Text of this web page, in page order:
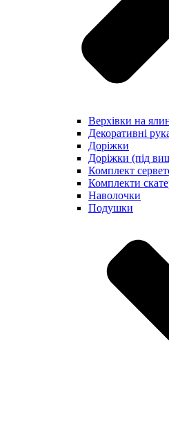
Верхівки на
Декоративні
Доріжки
Доріжки (під
Комплект
Комплекти
Наволочки
Подушки